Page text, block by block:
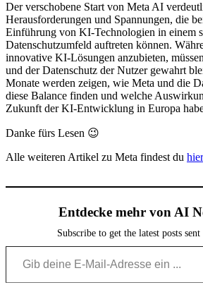
Der verschobene Start von Meta AI
Herausforderungen und Spannungen, die
Einführung von KI-Technologien in einem
Datenschutzumfeld auftreten können.
innovative KI-Lösungen anzubieten,
und der Datenschutz der Nutzer gewahrt
Monate werden zeigen, wie Meta und die
diese Balance finden und welche
Zukunft der KI-Entwicklung in Europa
Danke fürs Lesen 😉
Alle weiteren Artikel zu Meta findest du hier
Entdecke mehr von AI
Subscribe to get the latest posts
Gib deine E-Mail-Adresse ein ...